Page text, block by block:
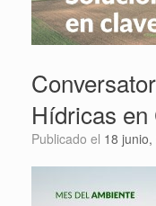
Hídricas en
Publicado el 18 junio,